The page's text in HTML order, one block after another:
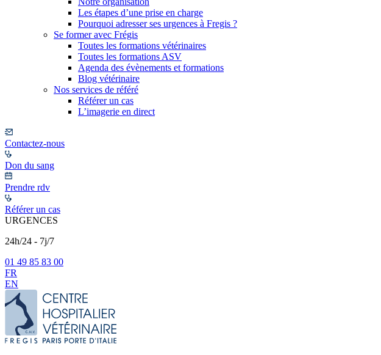
Les étapes d’une prise en charge
Pourquoi adresser ses urgences à Fregis ?
Se former avec Frégis
Toutes les formations vétérinaires
Toutes les formations ASV
Agenda des évènements et formations
Blog vétérinaire
Nos services de référé
Référer un cas
L’imagerie en direct
Contactez-nous
Don du sang
Prendre rdv
Référer un cas
URGENCES
24h/24 - 7j/7
01 49 85 83 00
FR
EN